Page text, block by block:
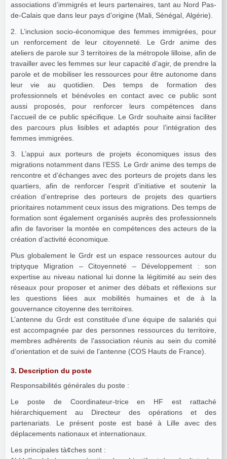
associations d’immigrés et leurs partenaires, tant au Nord Pas-
de-Calais que dans leur pays d’origine (Mali, Sénégal, Algérie).
2. L’inclusion socio-économique des femmes immigrées, pour
un renforcement de leur citoyenneté. Le Grdr anime des
ateliers de parole sur 3 territoires de la métropole lilloise, afin de
travailler avec les femmes sur leur capacité d’agir, de prendre la
parole et de mobiliser les ressources pour être autonome dans
leur vie au quotidien. Des temps de formation des
professionnels et bénévoles en contact avec ce public sont
aussi proposés, pour renforcer leurs compétences dans
l’accueil de ce public spécifique. Le Grdr souhaite ainsi faciliter
des parcours plus lisibles et adaptés pour l’intégration des
femmes immigrées.
3. L’appui aux porteurs de projets économiques issus des
migrations notamment dans l’ESS. Le Grdr anime des temps de
rencontre et d’échanges avec des porteurs de projets dans les
quartiers, afin de renforcer l’esprit d’initiative et soutenir la
création d’entreprise des porteurs de projets des quartiers
prioritaires notamment ceux issus des migrations. Des temps de
formation sont également organisés auprès des professionnels
afin de favoriser la montée en compétences des acteurs de la
création d’activité économique.
Plus globalement le Grdr est un espace ressources autour du
triptyque Migration – Citoyenneté – Développement : son
expertise au niveau national lui donne la légitimité au sein des
réseaux pour proposer et animer des débats et réflexions sur
les questions liées aux mobilités humaines et de à la
gouvernance citoyenne des territoires.
L’antenne du Grdr est constituée d’une équipe de salariés qui
est accompagnée par des personnes ressources du territoire,
membres adhérents de l’association réunis au sein du comité
d’orientation et de suivi de l’antenne (COS Hauts de France).
3. Description du poste
Responsabilités générales du poste :
Le poste de Coordinateur-trice en HF est rattaché
hiérarchiquement au Directeur des opérations et des
partenariats. Le présent poste est basé à Lille avec des
déplacements nationaux et internationaux.
Les principales tà¢ches sont :